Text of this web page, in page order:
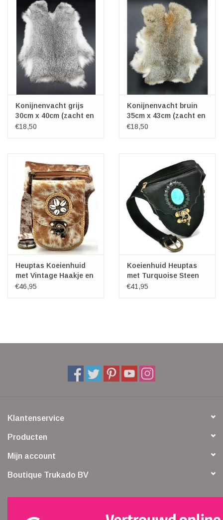
Konijnenvacht grijs
30cm x 40cm (zacht en
geurloos)
€18,50
Konijnenvacht bruin
35cm x 43cm (zacht en
geurloos)
€18,50
Heuptas Koeienhuid
met Vintage Haakje en
Schelpen ornament
€46,95
Koeienhuid Heuptas
met Turquoise Steen
en haakje
€41,95
Klantenservice
Producten
Mijn account
Boutique Trukado BV